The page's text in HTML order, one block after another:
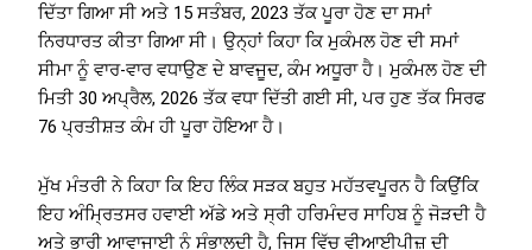
ਦਿੱਤਾ ਗਿਆ ਸੀ ਅਤੇ 15 ਸਤੰਬਰ, 2023 ਤੱਕ ਪੂਰਾ ਹੋਣ ਦਾ ਸਮਾਂ
ਨਿਰਧਾਰਤ ਕੀਤਾ ਗਿਆ ਸੀ। ਉਨ੍ਹਾਂ ਕਿਹਾ ਕਿ ਮੁਕੰਮਲ ਹੋਣ ਦੀ ਸਮਾਂ
ਸੀਮਾ ਨੂੰ ਵਾਰ-ਵਾਰ ਵਧਾਉਣ ਦੇ ਬਾਵਜੂਦ, ਕੰਮ ਅਧੂਰਾ ਹੈ। ਮੁਕੰਮਲ ਹੋਣ ਦੀ
ਮਿਤੀ 30 ਅਪ੍ਰੈਲ, 2026 ਤੱਕ ਵਧਾ ਦਿੱਤੀ ਗਈ ਸੀ, ਪਰ ਹੁਣ ਤੱਕ ਸਿਰਫ
76 ਪ੍ਰਤੀਸ਼ਤ ਕੰਮ ਹੀ ਪੂਰਾ ਹੋਇਆ ਹੈ।
ਮੁੱਖ ਮੰਤਰੀ ਨੇ ਕਿਹਾ ਕਿ ਇਹ ਲਿੰਕ ਸੜਕ ਬਹੁਤ ਮਹੱਤਵਪੂਰਨ ਹੈ ਕਿਉਂਕਿ
ਇਹ ਅੰਮ੍ਰਿਤਸਰ ਹਵਾਈ ਅੱਡੇ ਅਤੇ ਸ੍ਰੀ ਹਰਿਮੰਦਰ ਸਾਹਿਬ ਨੂੰ ਜੋੜਦੀ ਹੈ
ਅਤੇ ਭਾਰੀ ਆਵਾਜਾਈ ਨੂੰ ਸੰਭਾਲਦੀ ਹੈ, ਜਿਸ ਵਿੱਚ ਵੀਆਈਪੀਜ਼ ਦੀ